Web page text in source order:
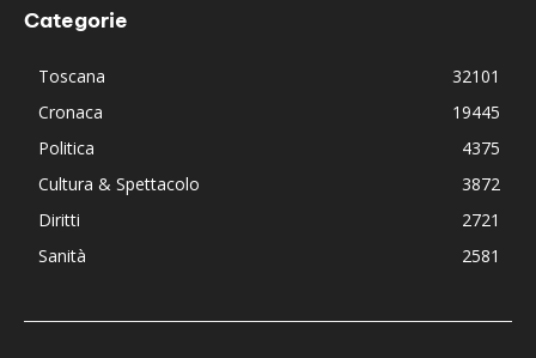
Categorie
Toscana
32101
Cronaca
19445
Politica
4375
Cultura & Spettacolo
3872
Diritti
2721
Sanità
2581